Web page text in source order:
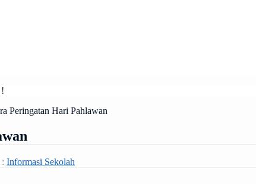
Peringatan Hari Pahlawan
Informasi Sekolah